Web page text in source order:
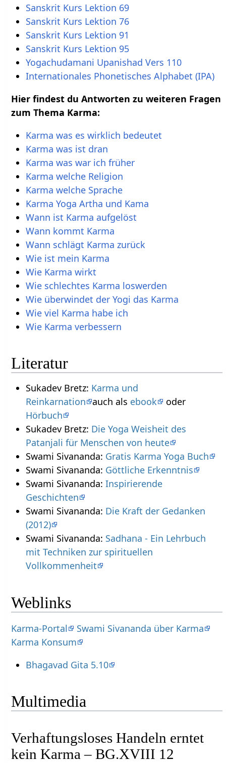
Sanskrit Kurs Lektion 69
Sanskrit Kurs Lektion 76
Sanskrit Kurs Lektion 91
Sanskrit Kurs Lektion 95
Yogachudamani Upanishad Vers 110
Internationales Phonetisches Alphabet (IPA)
Hier findest du Antworten zu weiteren Fragen
zum Thema Karma:
Karma was es wirklich bedeutet
Karma was ist dran
Karma was war ich früher
Karma welche Religion
Karma welche Sprache
Karma Yoga Artha und Kama
Wann ist Karma aufgelöst
Wann kommt Karma
Wann schlägt Karma zurück
Wie ist mein Karma
Wie Karma wirkt
Wie schlechtes Karma loswerden
Wie überwindet der Yogi das Karma
Wie viel Karma habe ich
Wie Karma verbessern
Literatur
Sukadev Bretz: Karma und
Reinkarnation auch als ebook
oder
Hörbuch
Sukadev Bretz: Die Yoga Weisheit des
Patanjali für Menschen von heute
Swami Sivananda: Gratis Karma Yoga Buch
Swami Sivananda: Göttliche Erkenntnis
Swami Sivananda: Inspirierende
Geschichten
Swami Sivananda: Die Kraft der Gedanken
(2012)
Swami Sivananda: Sadhana - Ein Lehrbuch
mit Techniken zur spirituellen
Vollkommenheit
Weblinks
Karma-Portal
Swami Sivananda über Karma
Karma Konsum
Bhagavad Gita 5.10
Multimedia
Verhaftungsloses Handeln erntet
kein Karma – BG.XVIII 12